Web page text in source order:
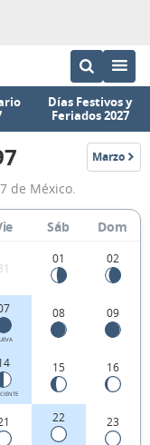
Días Festivos y
Feriados 2027
Marzo
1997
de México.
Sáb Dom
31
01 02
08 09
15 16
22 23